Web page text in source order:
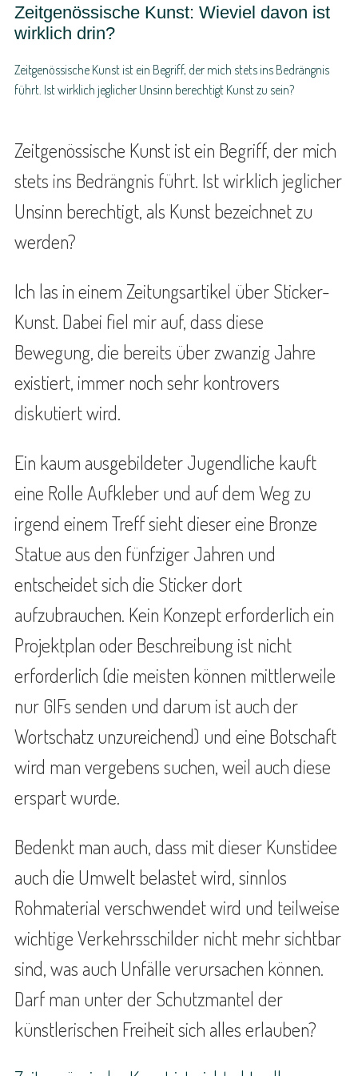
Zeitgenössische Kunst: Wieviel davon ist
wirklich drin?
Zeitgenössische Kunst ist ein Begriff, der mich stets ins Bedrängnis
führt. Ist wirklich jeglicher Unsinn berechtigt Kunst zu sein?
Zeitgenössische Kunst ist ein Begriff, der mich
stets ins Bedrängnis führt. Ist wirklich jeglicher
Unsinn berechtigt, als Kunst bezeichnet zu
werden?
Ich las in einem Zeitungsartikel über Sticker-
Kunst. Dabei fiel mir auf, dass diese
Bewegung, die bereits über zwanzig Jahre
existiert, immer noch sehr kontrovers
diskutiert wird.
Ein kaum ausgebildeter Jugendliche kauft
eine Rolle Aufkleber und auf dem Weg zu
irgend einem Treff sieht dieser eine Bronze
Statue aus den fünfziger Jahren und
entscheidet sich die Sticker dort
aufzubrauchen. Kein Konzept erforderlich ein
Projektplan oder Beschreibung ist nicht
erforderlich (die meisten können mittlerweile
nur GIFs senden und darum ist auch der
Wortschatz unzureichend) und eine Botschaft
wird man vergebens suchen, weil auch diese
erspart wurde.
Bedenkt man auch, dass mit dieser Kunstidee
auch die Umwelt belastet wird, sinnlos
Rohmaterial verschwendet wird und teilweise
wichtige Verkehrsschilder nicht mehr sichtbar
sind, was auch Unfälle verursachen können.
Darf man unter der Schutzmantel der
künstlerischen Freiheit sich alles erlauben?